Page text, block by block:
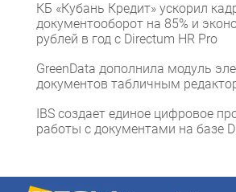
КБ «Кубань Кредит» ускорил
документооборот на 85% и
рублей в год с Directum HR Pro
GreenData дополнила модуль
документов табличным
IBS создает единое цифровое
работы с документами на базе